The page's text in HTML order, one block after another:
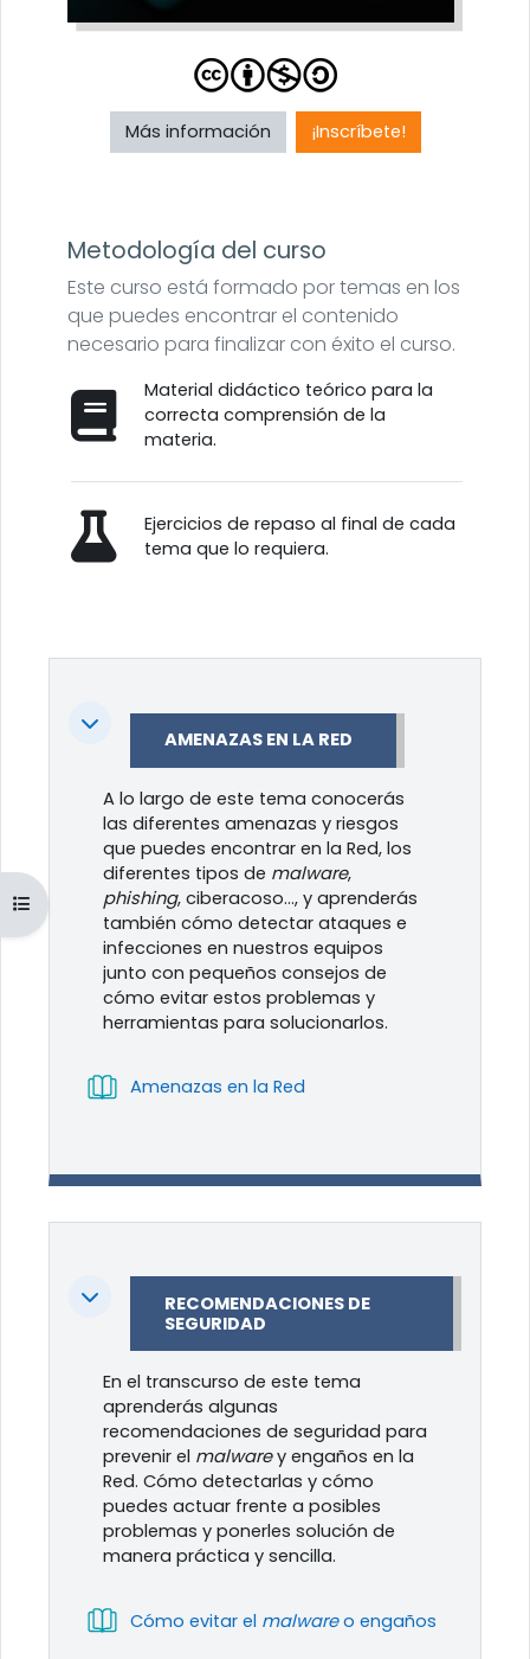
Abrir índice del curso
Más información ¡Inscríbete!
Metodología del curso
Este curso está formado por temas en los
que puedes encontrar el contenido
necesario para finalizar con éxito el curso.
Material didáctico teórico para la
correcta comprensión de la
materia.
Ejercicios de repaso al final de cada
tema que lo requiera.
Colapsar AMENAZAS EN LA RED
A lo largo de este tema conocerás
las diferentes amenazas y riesgos
que puedes encontrar en la Red, los
diferentes tipos de malware,
phishing, ciberacoso…, y aprenderás
también cómo detectar ataques e
infecciones en nuestros equipos
junto con pequeños consejos de
cómo evitar estos problemas y
herramientas para solucionarlos.
Amenazas en la Red
Colapsar
RECOMENDACIONES DE
SEGURIDAD
En el transcurso de este tema
aprenderás algunas
recomendaciones de seguridad para
prevenir el malwarey engaños en la
Red. Cómo detectarlas y cómo
puedes actuar frente a posibles
problemas y ponerles solución de
manera práctica y sencilla.
Cómo evitar el malwareo engaños